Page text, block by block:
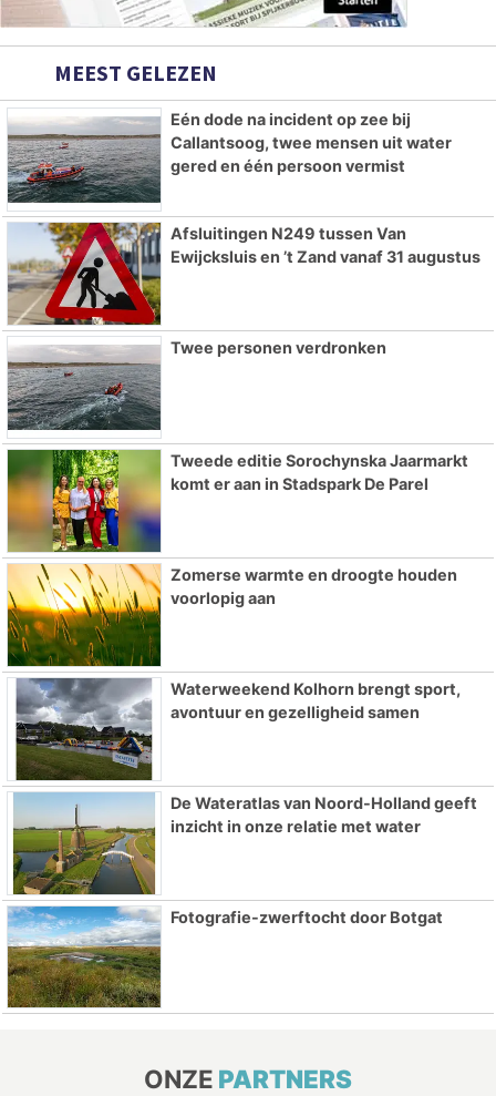
MEEST GELEZEN
Eén dode na incident op zee bij
Callantsoog, twee mensen uit water
gered en één persoon vermist
Afsluitingen N249 tussen Van
Ewijcksluis en ’t Zand vanaf 31 augustus
Twee personen verdronken
Tweede editie Sorochynska Jaarmarkt
komt er aan in Stadspark De Parel
Zomerse warmte en droogte houden
voorlopig aan
Waterweekend Kolhorn brengt sport,
avontuur en gezelligheid samen
De Wateratlas van Noord-Holland geeft
inzicht in onze relatie met water
Fotografie-zwerftocht door Botgat
ONZE PARTNERS